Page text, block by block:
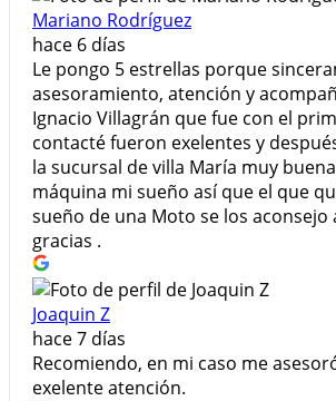
Mariano Rodríguez
hace 6 días
Le pongo 5 estrellas porque
asesoramiento, atención y
Ignacio Villagrán que fue con el
contacté fueron exelentes y
la sucursal de villa María muy
máquina mi sueño así que el que
sueño de una Moto se los aconsejo
gracias .
Joaquin Z
hace 7 días
Recomiendo, en mi caso me
exelente atención.